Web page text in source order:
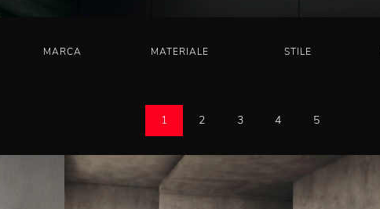
MARCA MATERIALE STILE
1 2 3 4 5